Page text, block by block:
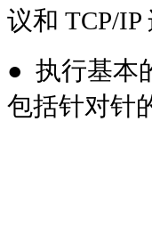
议和 TCP/
● 执行基本
包括针对针